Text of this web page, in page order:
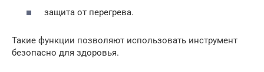
защита от перегрева.
Такие функции позволяют использовать инструмент
безопасно для здоровья.